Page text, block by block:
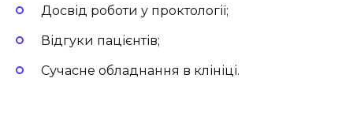
Досвід роботи у проктології;
Відгуки пацієнтів;
Сучасне обладнання в клініці.